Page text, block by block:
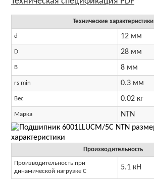
Технические характеристики
d 12 мм
D 28 мм
B 8 мм
rs min 0.3 мм
Вес 0.02 кг
Марка NTN
Производительность
Производительность при
динамической нагрузке C
5.1 кН